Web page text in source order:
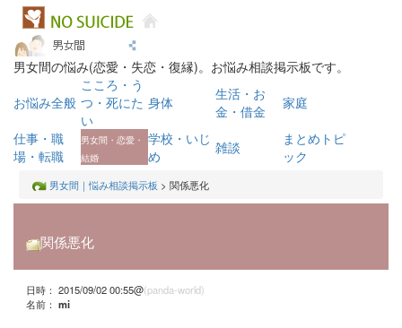
男女間の悩み(恋愛・失恋・復縁)。お悩み相談掲示板です。
お悩み全般
こころ・う
つ・死にた
い
身体
生活・お
金・借金
家庭
仕事・職
場・転職
男女間・恋愛・
結婚
学校・いじ
め
雑談
まとめトピ
ック
男女間｜悩み相談掲示板 > 関係悪化
関係悪化
日時： 2015/09/02 00:55@(panda-world)
名前： mi